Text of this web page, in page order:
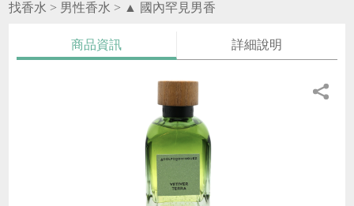
找香水 > 男性香水 > ▲ 國內罕見男香
商品資訊 詳細說明